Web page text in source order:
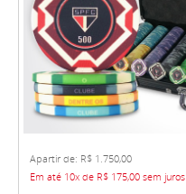
Apartir de: R$ 1.750,00
Em até 10x de R$ 175,00 sem juros